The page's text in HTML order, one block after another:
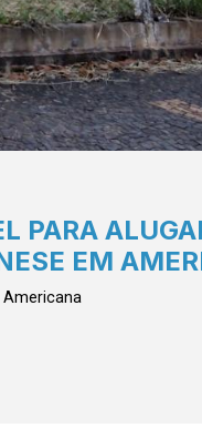
PARA
EM